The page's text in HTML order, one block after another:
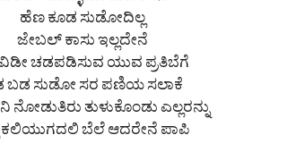
ಹೆಣ ಕೂಡ ಸುಡೋದಿಲ್ಲ
ಜೇಬಲ್ ಕಾಸು ಇಲ್ಲದೇನೆ
ಚಡಪಡಿಸುವ ಯುವ ಪ್ರತಿಬೆಗೆ
ಬಡ ಸುಡೋ ಸರ ಪಣಿಯ ಸಲಾಕೆ
ತುಳುಕೊಂಡು ಎಲ್ಲರನ್ನು
ಕಲಿಯುಗದಲಿ ಬೆಲೆ ಆದರೇನೆ ಪಾಪಿ